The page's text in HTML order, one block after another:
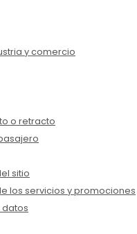
y comercio
o retracto
sitio
los servicios y promociones